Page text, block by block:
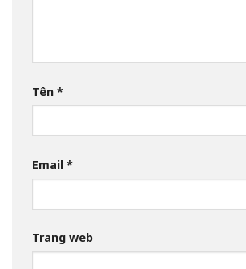
Tên *
Email *
Trang web